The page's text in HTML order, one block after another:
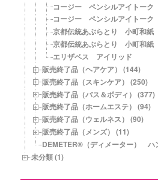
コージー ペンシルアイトーク
コージー ペンシルアイトー
京都伝統あぶらとり 小町和紙
京都伝統あぶらとり 小町和紙
エリザベス アイリッド
販売終了品（ヘアケア） (144)
販売終了品（スキンケア） (250)
販売終了品（バス＆ボディ） (377)
販売終了品（ホームエステ） (94)
販売終了品（ウェルネス） (90)
販売終了品（メンズ） (11)
DEMETER®（ディメーター） ハ
未分類 (1)